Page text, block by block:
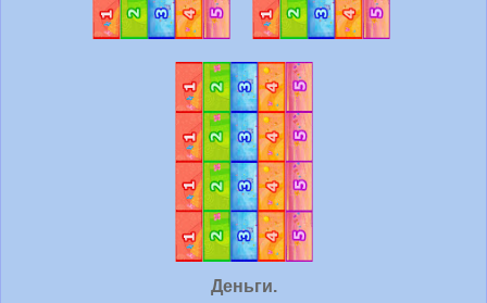
Деньги.